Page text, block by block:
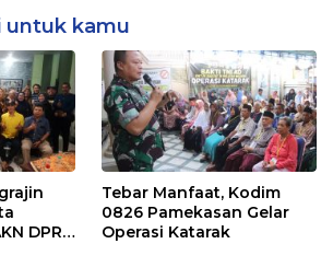
untuk kamu
DPR
Tebar Manfaat, Kodim
0826 Pamekasan Gelar
Operasi Katarak